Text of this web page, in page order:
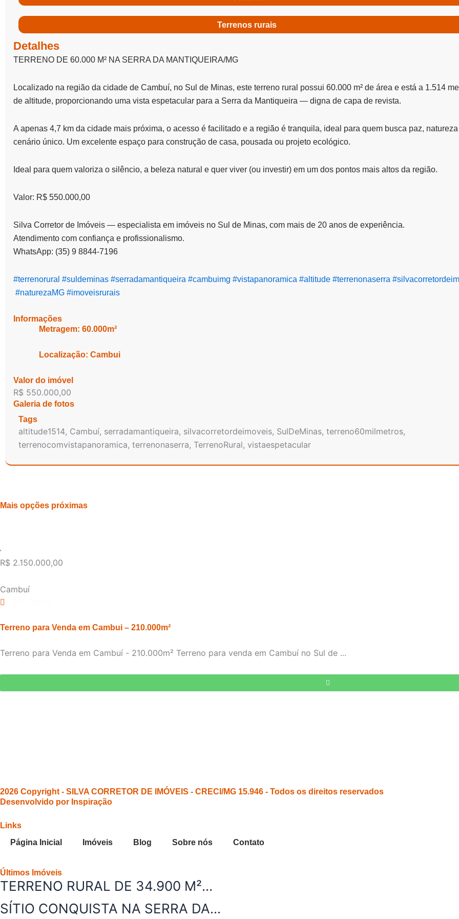
Terrenos rurais
Detalhes
TERRENO DE 60.000 M² NA SERRA DA MANTIQUEIRA/MG
Localizado na região da cidade de Cambuí, no Sul de Minas, este terreno rural possui 60.000 m² de área e está a 1.514
de altitude, proporcionando uma vista espetacular para a Serra da Mantiqueira — digna de capa de revista.
A apenas 4,7 km da cidade mais próxima, o acesso é facilitado e a região é tranquila, ideal para quem busca paz,
cenário único. Um excelente espaço para construção de casa, pousada ou projeto ecológico.
Ideal para quem valoriza o silêncio, a beleza natural e quer viver (ou investir) em um dos pontos mais altos da região.
Valor: R$ 550.000,00
Silva Corretor de Imóveis — especialista em imóveis no Sul de Minas, com mais de 20 anos de experiência.
Atendimento com confiança e profissionalismo.
WhatsApp: (35) 9 8844-7196
#terrenorural #suldeminas #serradamantiqueira #cambuimg #vistapanoramica #altitude #terrenonaserra
#naturezaMG #imoveisrurais
Informações
Metragem: 60.000m²
Localização: Cambui
Valor do imóvel
R$ 550.000,00
Galeria de fotos
Tags
altitude1514, Cambuí, serradamantiqueira, silvacorretordeimoveis, SulDeMinas, terreno60milmetros,
terrenocomvistapanoramica, terrenonaserra, TerrenoRural, vistaespetacular
Mais opções próximas
R$ 2.150.000,00
Cambuí
Terreno para Venda em Cambui – 210.000m²
Terreno para Venda em Cambuí - 210.000m² Terreno para venda em Cambuí no Sul de ...
2026 Copyright - SILVA CORRETOR DE IMÓVEIS - CRECI/MG 15.946 - Todos os direitos reservados
Desenvolvido por Inspiração
Links
Página Inicial
Imóveis Blog Sobre nós Contato
Últimos Imóveis
TERRENO RURAL DE 34.900 M²...
SÍTIO CONQUISTA NA SERRA DA...